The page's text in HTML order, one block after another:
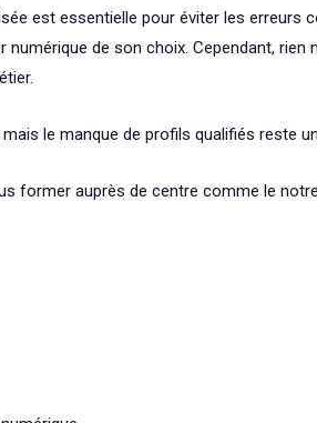
est essentielle pour éviter les erreurs
de son choix. Cependant,
le manque de profils qualifiés reste
former auprès de centre comme le